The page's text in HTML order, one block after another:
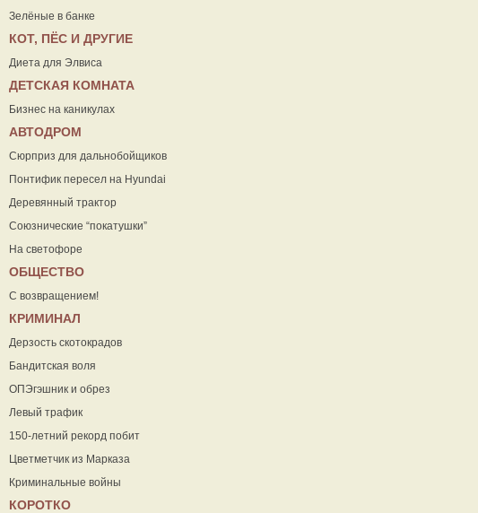
Зелёные в банке
КОТ, ПЁС И ДРУГИЕ
Диета для Элвиса
ДЕТСКАЯ КОМНАТА
Бизнес на каникулах
АВТОДРОМ
Сюрприз для дальнобойщиков
Понтифик пересел на Hyundai
Деревянный трактор
Союзнические “покатушки”
На светофоре
ОБЩЕСТВО
С возвращением!
КРИМИНАЛ
Дерзость скотокрадов
Бандитская воля
ОПЭгэшник и обрез
Левый трафик
150-летний рекорд побит
Цветметчик из Марказа
Криминальные войны
КОРОТКО